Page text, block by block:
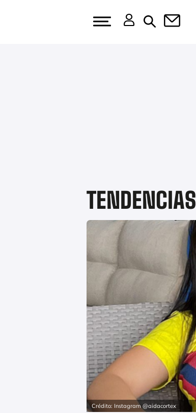
TENDENCIAS
Crédito: Instagram @aidacortex